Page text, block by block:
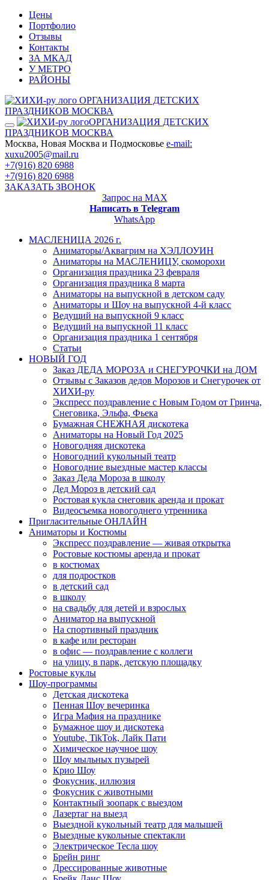
Цены
Портфолио
Отзывы
Контакты
ЗА МКАД
У МЕТРО
РАЙОНЫ
ОРГАНИЗАЦИЯ ДЕТСКИХ
ПРАЗДНИКОВ МОСКВА
ОРГАНИЗАЦИЯ ДЕТСКИХ
ПРАЗДНИКОВ МОСКВА
Москва, Новая Москва и Подмосковье e-mail:
xuxu2005@mail.ru
+7(916) 820 6988
+7(916) 820 6988
ЗАКАЗАТЬ ЗВОНОК
Запрос на MAX
Написать в Telegram
WhatsApp
МАСЛЕНИЦА 2026 г.
Аниматоры/Аквагрим на ХЭЛЛОУИН
Аниматоры на МАСЛЕНИЦУ, скоморохи
Организация праздника 23 февраля
Организация праздника 8 марта
Аниматоры на выпускной в детском саду
Аниматоры и Шоу на выпускной 4-й класс
Ведущий на выпускной 9 класс
Ведущий на выпускной 11 класс
Организация праздника 1 сентября
Статьи
НОВЫЙ ГОД
Заказ ДЕДА МОРОЗА и СНЕГУРОЧКИ на ДОМ
Отзывы с Заказов дедов Морозов и Снегурочек от
ХИХИ-ру
Экспресс поздравление с Новым Годом от Гринча,
Снеговика, Эльфа, Фьека
Бумажная СНЕЖНАЯ дискотека
Аниматоры на Новый Год 2025
Новогодняя дискотека
Новогодний кукольный театр
Новогодние выездные мастер классы
Заказ Деда Мороза в школу
Дед Мороз в детский сад
Ростовая кукла снеговик аренда и прокат
Видеосъемка новогоднего утренника
Пригласительные ОНЛАЙН
Аниматоры и Костюмы
Экспресс поздравление — живая открытка
Ростовые костюмы аренда и прокат
в костюмах
для подростков
в детский сад
в школу
на свадьбу для детей и взрослых
Аниматор на выпускной
На спортивный праздник
в кафе или ресторан
в офис — поздравление с коллеги
на улицу, в парк, детскую площадку
Ростовые куклы
Шоу-программы
Детская дискотека
Пенная Шоу вечеринка
Игра Мафия на празднике
Бумажное шоу и дискотека
Youtube, TikTok, Лайк Пати
Химическое научное шоу
Шоу мыльных пузырей
Крио Шоу
Фокусник, иллюзия
Фокусник с животными
Контактный зоопарк с выездом
Лазертаг на выезд
Выездной кукольный театр для малышей
Выездные кукольные спектакли
Электрическое Тесла шоу
Брейн ринг
Дрессированные животные